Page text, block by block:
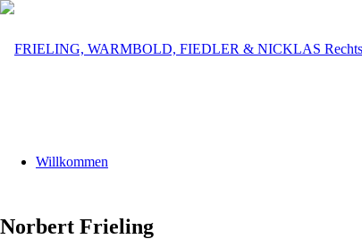
Willkommen
Norbert Frieling